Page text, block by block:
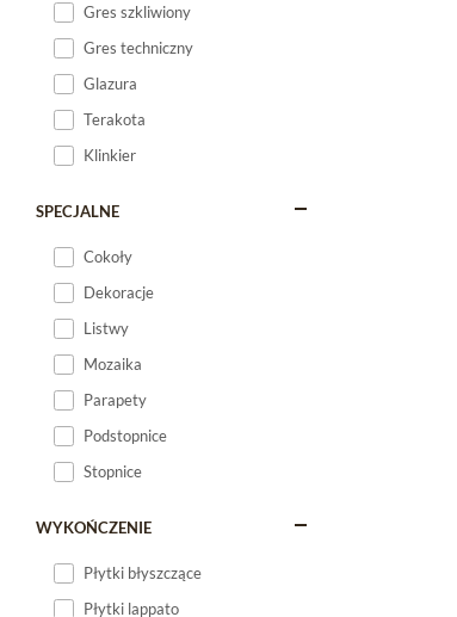
Gres szkliwiony
Gres techniczny
Glazura
Terakota
Klinkier
SPECJALNE
Cokoły
Dekoracje
Listwy
Mozaika
Parapety
Podstopnice
Stopnice
WYKOŃCZENIE
Płytki błyszczące
Płytki lappato